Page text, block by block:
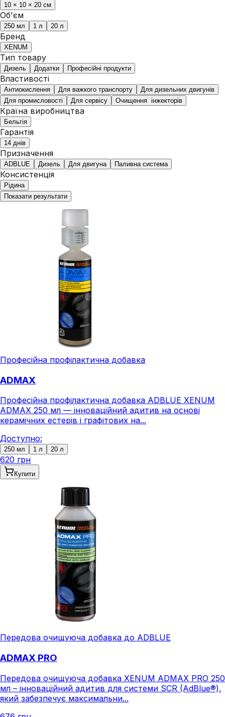
10 × 10 × 20 см
Об'єм
250 мл 1 л 20 л
Бренд
XENUM
Тип товару
Дизель Додатки Професійні продукти
Властивості
Антиокислення Для важкого транспорту
Для дизельних двигунів
Для промисловості
Для сервісу Очищення інжекторів
Країна виробництва
Бельгія
Гарантія
14 днів
Призначення
ADBLUE Дизель Для двигуна Паливна система
Консистенція
Рідина
Показати результати
Професійна профілактична добавка
ADMAX
Професійна профілактична добавка ADBLUE XENUM
ADMAX 250 мл — інноваційний адитив на основі
керамічних естерів і графітових на...
Доступно:
250 мл 1 л 20 л
620 грн
Купити
Передова очищуюча добавка до ADBLUE
ADMAX PRO
Передова очищуюча добавка XENUM ADMAX PRO 250
мл – інноваційний адитив для системи SCR (AdBlue®),
який забезпечує максимальни...